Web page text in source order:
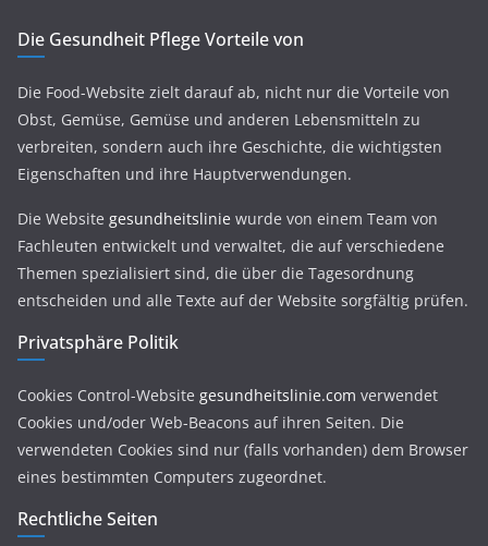
Die Gesundheit Pflege Vorteile von
Die Food-Website zielt darauf ab, nicht nur die Vorteile von
Obst, Gemüse, Gemüse und anderen Lebensmitteln zu
verbreiten, sondern auch ihre Geschichte, die wichtigsten
Eigenschaften und ihre Hauptverwendungen.
Die Website gesundheitslinie wurde von einem Team von
Fachleuten entwickelt und verwaltet, die auf verschiedene
Themen spezialisiert sind, die über die Tagesordnung
entscheiden und alle Texte auf der Website sorgfältig prüfen.
Privatsphäre Politik
Cookies Control-Website gesundheitslinie.com verwendet
Cookies und/oder Web-Beacons auf ihren Seiten. Die
verwendeten Cookies sind nur (falls vorhanden) dem Browser
eines bestimmten Computers zugeordnet.
Rechtliche Seiten